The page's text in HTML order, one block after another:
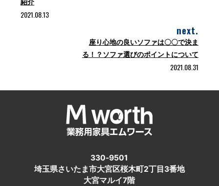
紹介
2021.08.13
next.
座り心地の良いソファは〇〇で決ま
る！？ソファ選びのポイントについて
2021.08.31
330-9501
埼玉県さいたま市大宮区桜木町2丁目3番地
大宮マルイ7階